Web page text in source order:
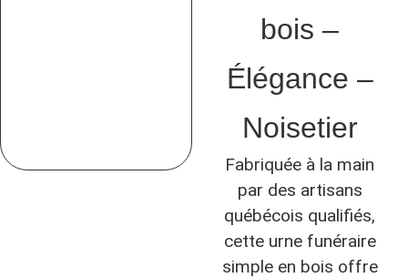
bois –
Élégance –
Noisetier
Fabriquée à la main
par des artisans
québécois qualifiés,
cette urne funéraire
simple en bois offre